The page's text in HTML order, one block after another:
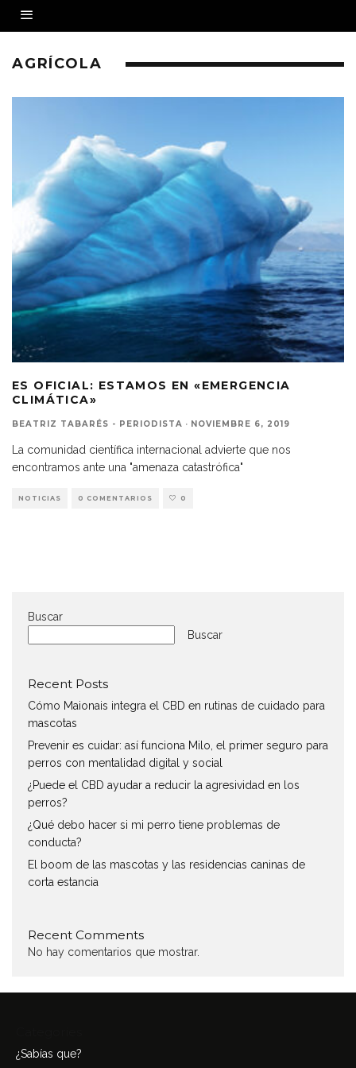
AGRÍCOLA
ES OFICIAL: ESTAMOS EN «EMERGENCIA
CLIMÁTICA»
BEATRIZ TABARÉS - PERIODISTA · NOVIEMBRE 6, 2019
La comunidad científica internacional advierte que nos
encontramos ante una "amenaza catastrófica"
NOTICIAS 0 COMENTARIOS 0
Buscar
Buscar
Recent Posts
Cómo Maionais integra el CBD en rutinas de cuidado para
mascotas
Prevenir es cuidar: así funciona Milo, el primer seguro para
perros con mentalidad digital y social
¿Puede el CBD ayudar a reducir la agresividad en los
perros?
¿Qué debo hacer si mi perro tiene problemas de
conducta?
El boom de las mascotas y las residencias caninas de
corta estancia
Recent Comments
No hay comentarios que mostrar.
¿Sabías que?